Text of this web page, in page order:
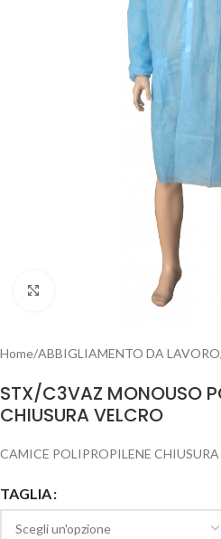
Clicca per ingrandire
Home/ABBIGLIAMENTO DA LAVORO
STX/C3VAZ MONOUSO
CHIUSURA VELCRO
CAMICE POLIPROPILENE CHIUSURA
TAGLIA